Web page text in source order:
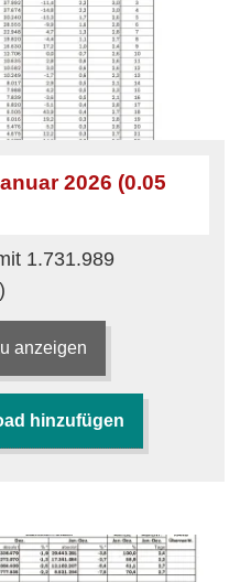
2026 (0.05
1.731.989
anzeigen
hinzufügen